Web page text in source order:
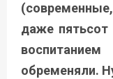
даже пятьсот
обременяли.